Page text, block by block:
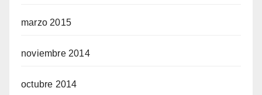
marzo 2015
noviembre 2014
octubre 2014